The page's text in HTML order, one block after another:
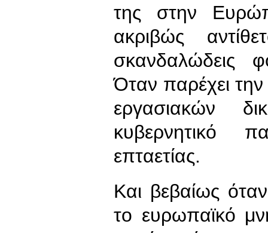
της στην
ακριβώς
σκανδαλώδεις
Όταν παρέχει
εργασιακών
κυβερνητικό
επταετίας.
Και βεβαίως
το ευρωπαϊκό